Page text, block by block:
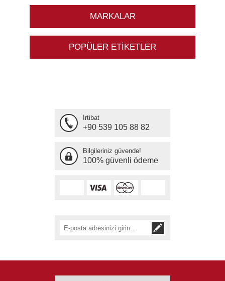
MARKALAR
POPÜLER ETIKETLER
İrtibat
+90 539 105 88 82
Bilgileriniz güvende!
100% güvenli ödeme